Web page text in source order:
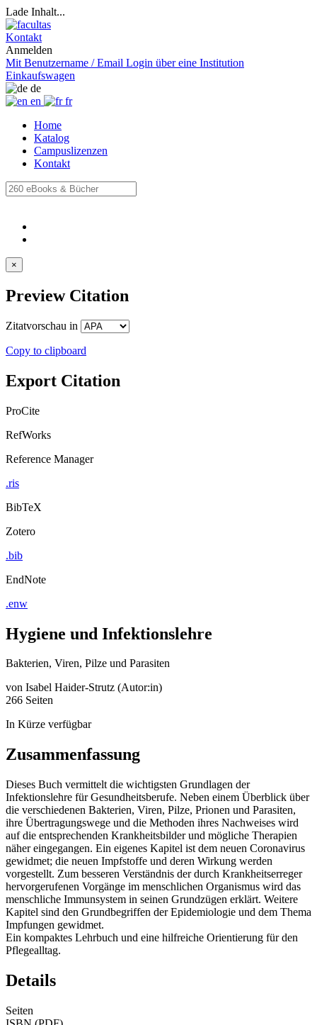
Lade Inhalt...
Kontakt
Anmelden
Mit Benutzername / Email Login über eine Institution
Einkaufswagen
de
en
fr
Home
Katalog
Campuslizenzen
Kontakt
×
Preview Citation
Zitatvorschau in
Copy to clipboard
Export Citation
ProCite
RefWorks
Reference Manager
.ris
BibTeX
Zotero
.bib
EndNote
.enw
Hygiene und Infektionslehre
Bakterien, Viren, Pilze und Parasiten
von Isabel Haider-Strutz (Autor:in)
266 Seiten
In Kürze verfügbar
Zusammenfassung
Dieses Buch vermittelt die wichtigsten Grundlagen der
Infektionslehre für Gesundheitsberufe. Neben einem Überblick über
die verschiedenen Bakterien, Viren, Pilze, Prionen und Parasiten,
ihre Übertragungswege und die Methoden ihres Nachweises wird
auf die entsprechenden Krankheitsbilder und mögliche Therapien
näher eingegangen. Ein eigenes Kapitel ist dem neuen Coronavirus
gewidmet; die neuen Impfstoffe und deren Wirkung werden
vorgestellt. Zum besseren Verständnis der durch Krankheitserreger
hervorgerufenen Vorgänge im menschlichen Organismus wird das
menschliche Immunsystem in seinen Grundzügen erklärt. Weitere
Kapitel sind den Grundbegriffen der Epidemiologie und dem Thema
Impfungen gewidmet.
Ein kompaktes Lehrbuch und eine hilfreiche Orientierung für den
Pflegealltag.
Details
Seiten